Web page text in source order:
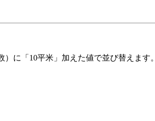
に「10平米」加えた値で並び替えます。